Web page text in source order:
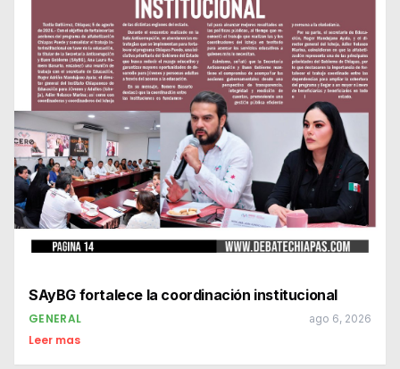
SAyBG fortalece la coordinación institucional
GENERAL ago 6, 2026
Leer mas